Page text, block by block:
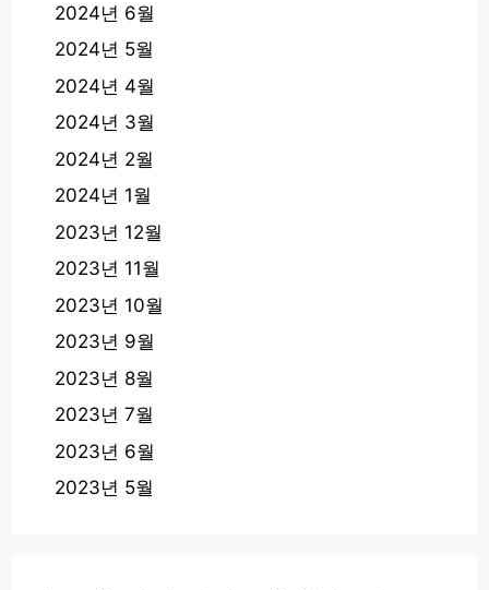
2024년 6월
2024년 5월
2024년 4월
2024년 3월
2024년 2월
2024년 1월
2023년 12월
2023년 11월
2023년 10월
2023년 9월
2023년 8월
2023년 7월
2023년 6월
2023년 5월